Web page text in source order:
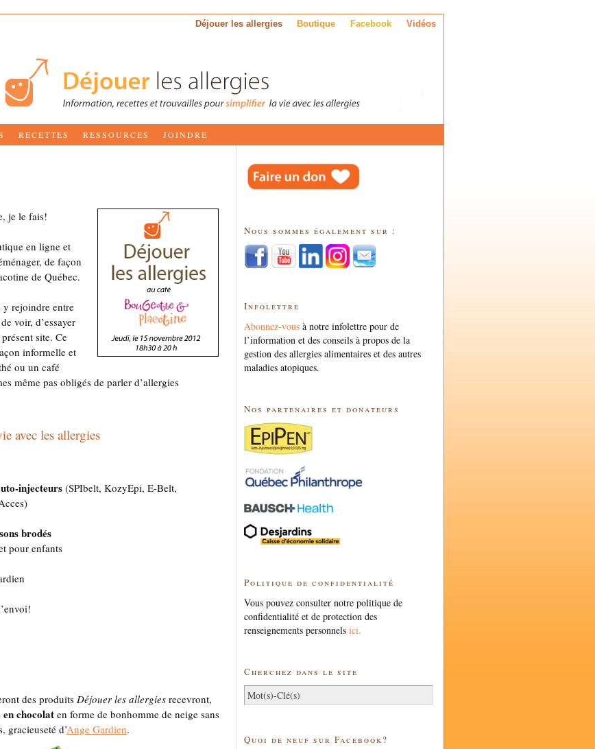
Déjouer les allergies Boutique Facebook Vidéos
RECETTES RESSOURCES JOINDRE
je le fais!
en ligne et
de façon
de Québec.
y rejoindre entre
voir, d’essayer
site. Ce
informelle et
ou un café
même pas obligés de parler d’allergies
avec les allergies
injecteurs(SPIbelt, KozyEpi, E-Belt,
brodés
pour enfants
des produits Déjouer les allergies recevront,
en chocolat en forme de bonhomme de neige sans
gracieuseté d’Ange Gardien.
Nous sommes également sur :
Infolettre
Abonnez-vous à notre infolettre pour de
l’information et des conseils à propos de la
gestion des allergies alimentaires et des autres
maladies atopiques.
Nos partenaires et donateurs
Politique de confidentialité
Vous pouvez consulter notre politique de
confidentialité et de protection des
renseignements personnels ici.
Cherchez dans le site
Quoi de neuf sur Facebook?